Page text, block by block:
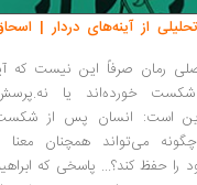
از آینه‌های دردار |
رمان صرفاً این نیست که
شکست خورده‌اند یا
است: انسان پس از
می‌تواند همچنان معنا
حفظ کند؟... پاسخی که